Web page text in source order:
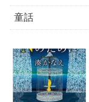
童話